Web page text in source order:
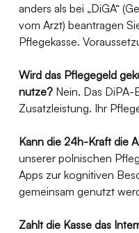
anders als bei „DiGA“
vom Arzt) beantragen
Pflegekasse.
Wird das Pflegegeld
nutze? Nein. Das DiPA-
Zusatzleistung. Ihr
Kann die 24h-Kraft die
unserer polnischen
Apps zur kognitiven
gemeinsam genutzt
Zahlt die Kasse das